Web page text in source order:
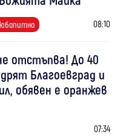
08:10
отстъпва! До 40
Благоевград и
обявен е оранжев
07:34